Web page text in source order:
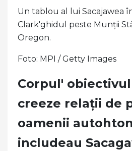
Un tablou al lui Sacajawea
Clark'ghidul peste Munții
Oregon.
Foto: MPI / Getty Images
Corpul'
creeze relații de
oamenii
includeau